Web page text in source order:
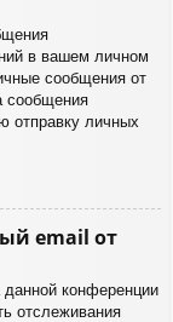
в вашем личном
сообщения от
сообщения
отправку личных
email от
конференции
отслеживания